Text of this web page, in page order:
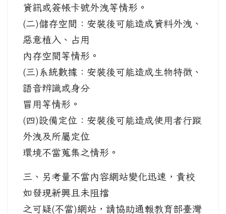
資訊或簽帳卡號外洩等情形。
(二)儲存空間：安裝後可能造成資料外洩、
惡意植入、占用
內存空間等情形。
(三)系統數據：安裝後可能造成生物特徵、
語音辨識或身分
冒用等情形。
(四)設備定位：安裝後可能造成使用者行蹤
外洩及所屬定位
環境不當蒐集之情形。
三、另考量不當內容網站變化迅速，貴校
如發現新興且未阻擋
之可疑(不當)網站，請協助通報教育部臺灣